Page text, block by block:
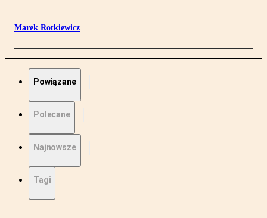
Marek Rotkiewicz
Powiązane
Polecane
Najnowsze
Tagi